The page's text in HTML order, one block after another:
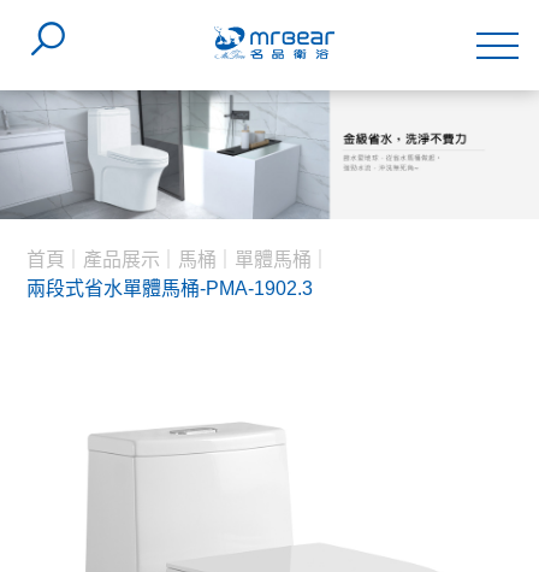
首頁 產品展示 馬桶
單體馬桶
兩段式省水單體馬桶-PMA-1902.3